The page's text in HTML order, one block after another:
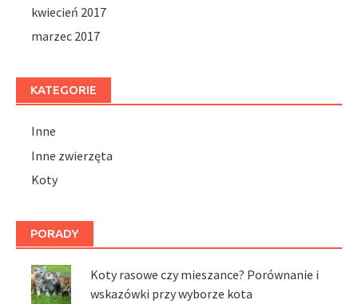
kwiecień 2017
marzec 2017
KATEGORIE
Inne
Inne zwierzęta
Koty
PORADY
Koty rasowe czy mieszance? Porównanie i
wskazówki przy wyborze kota